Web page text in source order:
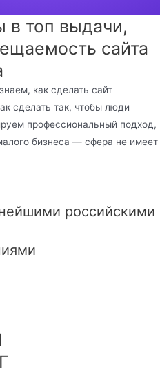
в топ выдачи,
сайта
как сделать сайт
сделать так, чтобы люди
профессиональный подход,
бизнеса — сфера не имеет
российскими